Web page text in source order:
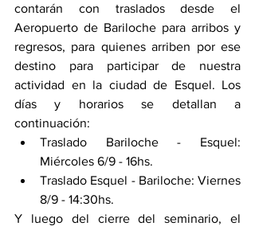
contarán con traslados desde el
Aeropuerto de Bariloche para arribos y
regresos, para quienes arriben por ese
destino para participar de nuestra
actividad en la ciudad de Esquel. Los
días y horarios se detallan a
continuación:
Traslado Bariloche - Esquel:
Miércoles 6/9 - 16hs.
Traslado Esquel - Bariloche: Viernes
8/9 - 14:30hs.
Y luego del cierre del seminario, el